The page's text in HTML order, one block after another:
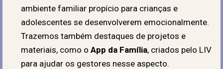
ambiente familiar propício para crianças e
adolescentes se desenvolverem emocionalmente.
Trazemos também destaques de projetos e
materiais, como o App da Família, criados pelo LIV
para ajudar os gestores nesse aspecto.